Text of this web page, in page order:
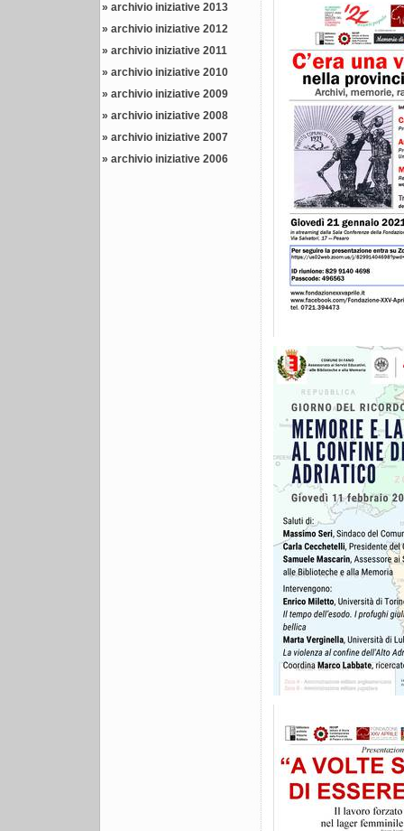
» archivio iniziative 2013
» archivio iniziative 2012
» archivio iniziative 2011
» archivio iniziative 2010
» archivio iniziative 2009
» archivio iniziative 2008
» archivio iniziative 2007
» archivio iniziative 2006